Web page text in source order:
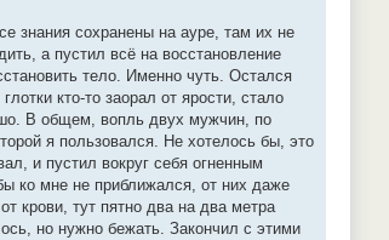
знания сохранены на ауре, там их не
а пустил всё на восстановление
тело. Именно чуть. Остался
кто-то заорал от ярости, стало
В общем, вопль двух мужчин, по
я пользовался. Не хотелось бы, это
и пустил вокруг себя огненным
ко мне не приближался, от них даже
крови, тут пятно два на два метра
но нужно бежать. Закончил с этими